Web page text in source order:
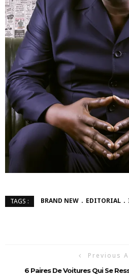
TAGS : BRAND NEW EDITORIAL
Previous
6 Paires De Voitures Qui Se